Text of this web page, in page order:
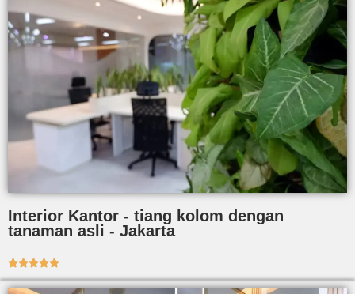
Interior Kantor - tiang kolom dengan
tanaman asli - Jakarta
